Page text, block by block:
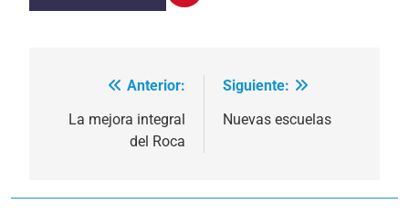
Navegación
de
Anterior:
La mejora integral
del Roca
Siguiente:
Nuevas escuelas